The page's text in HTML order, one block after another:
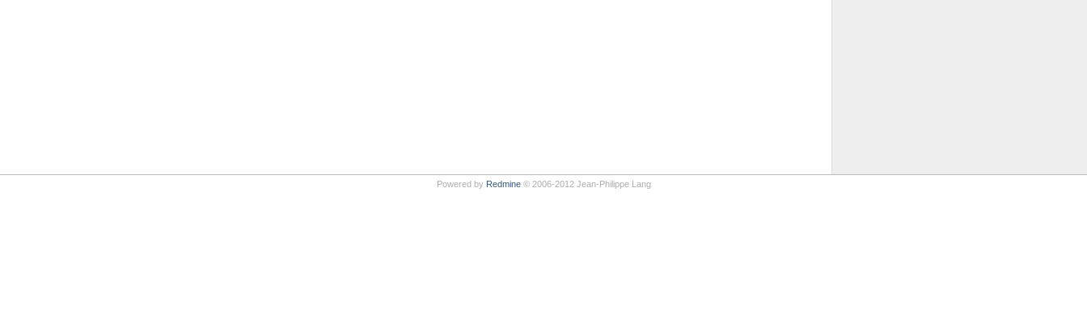
Powered by Redmine© 2006-2012 Jean-Philippe Lang